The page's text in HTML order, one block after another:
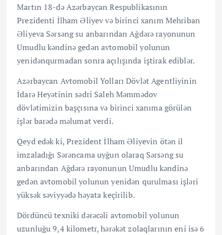
Martın 18-də Azərbaycan Respublikasının
Prezidenti İlham Əliyev və birinci xanım Mehriban
Əliyeva Sərsəng su anbarından Ağdərə rayonunun
Umudlu kəndinə gedən avtomobil yolunun
yenidənqurmadan sonra açılışında iştirak ediblər.
Azərbaycan Avtomobil Yolları Dövlət Agentliyinin
İdarə Heyətinin sədri Saleh Məmmədov
dövlətimizin başçısına və birinci xanıma görülən
işlər barədə məlumat verdi.
Qeyd edək ki, Prezident İlham Əliyevin ötən il
imzaladığı Sərəncama uyğun olaraq Sərsəng su
anbarından Ağdərə rayonunun Umudlu kəndinə
gedən avtomobil yolunun yenidən qurulması işləri
yüksək səviyyədə həyata keçirilib.
Dördüncü texniki dərəcəli avtomobil yolunun
uzunluğu 9,4 kilometr, hərəkət zolaqlarının eni isə 6